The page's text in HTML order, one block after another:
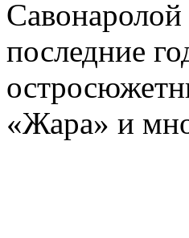
последние
«Жара» и